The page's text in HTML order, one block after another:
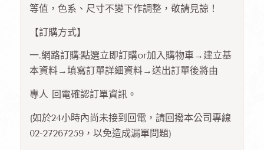
等值，色系、尺寸不變下作調整，敬請見諒！
【訂購方式】
一.網路訂購:點選立即訂購or加入購物車→建立基
本資料→填寫訂單詳細資料→送出訂單後將由
專人 回電確認訂單資訊。
(如於24小時內尚未接到回電，請回撥本公司專線
02-27267259，以免造成漏單問題)